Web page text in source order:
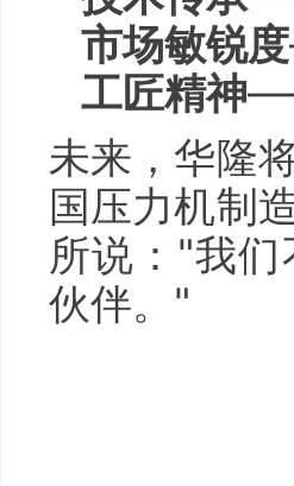
市场敏锐度
工匠精神
未来，华隆
国压力机制
所说："我
伙伴。"